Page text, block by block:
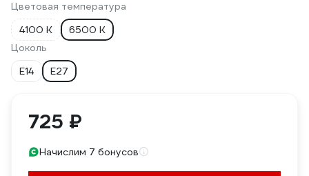
Цветовая температура
4100 К
6500 К
Цоколь
E14
E27
725 ₽
Начислим 7 бонусов